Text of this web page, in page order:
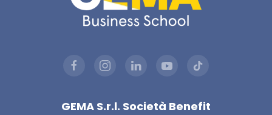
GEMA S.r.l. Società Benefit